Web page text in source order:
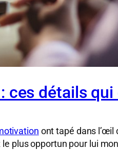
ces détails
ont tapé dans l’œil
plus opportun pour lui